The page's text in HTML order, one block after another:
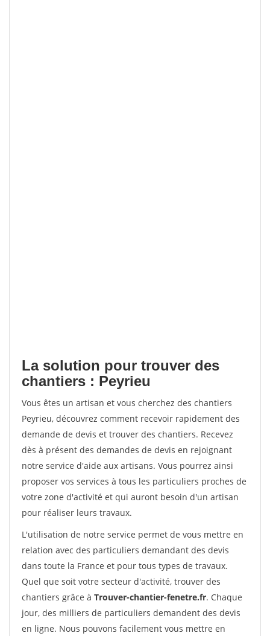
La solution pour trouver des
chantiers : Peyrieu
Vous êtes un artisan et vous cherchez des chantiers
Peyrieu, découvrez comment recevoir rapidement des
demande de devis et trouver des chantiers. Recevez
dès à présent des demandes de devis en rejoignant
notre service d'aide aux artisans. Vous pourrez ainsi
proposer vos services à tous les particuliers proches de
votre zone d'activité et qui auront besoin d'un artisan
pour réaliser leurs travaux.
L'utilisation de notre service permet de vous mettre en
relation avec des particuliers demandant des devis
dans toute la France et pour tous types de travaux.
Quel que soit votre secteur d'activité, trouver des
chantiers grâce à Trouver-chantier-fenetre.fr. Chaque
jour, des milliers de particuliers demandent des devis
en ligne. Nous pouvons facilement vous mettre en